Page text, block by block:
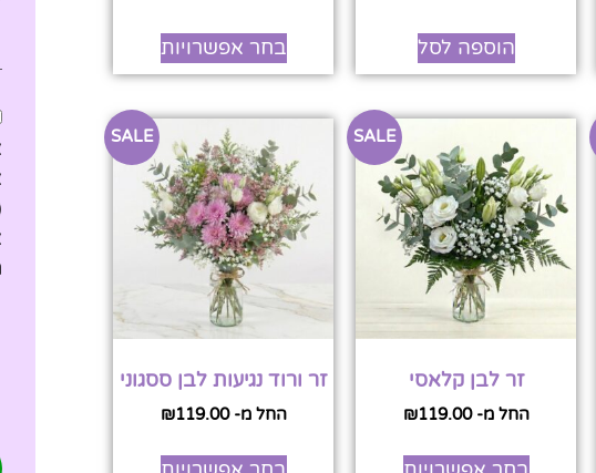
הוספה לסל בחר אפשרויות
SALE
זר לבן קלאסי
החל מ- ₪119.00
SALE
זר ורוד נגיעות לבן ססגוני
החל מ- ₪119.00